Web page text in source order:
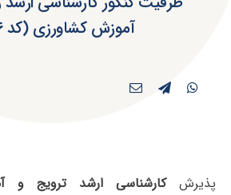
آموزش کشاورزی (کد ۱۳۰۶)
پذیرشکارشناسی ارشد ترویج و